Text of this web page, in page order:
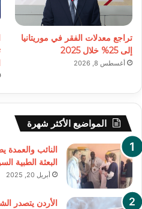
تراجع معدلات الفقر في موريتانيا
إلى 25% خلال 2025
أغسطس 8, 2026
المواضيع الأكثر شهرة
النائب والعمدة
البعثة الطبية
أبريل 20, 2025
الأردن يتصدر